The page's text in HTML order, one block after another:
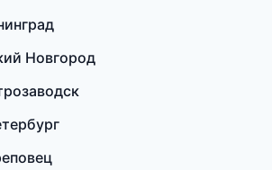
Новгород